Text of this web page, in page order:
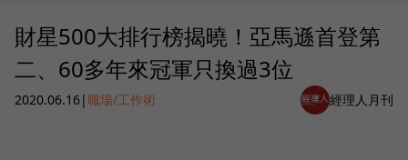
財星500大排行榜揭曉！亞馬遜首登第
二、60多年來冠軍只換過3位
2020.06.16|職場/工作術 經理人月刊